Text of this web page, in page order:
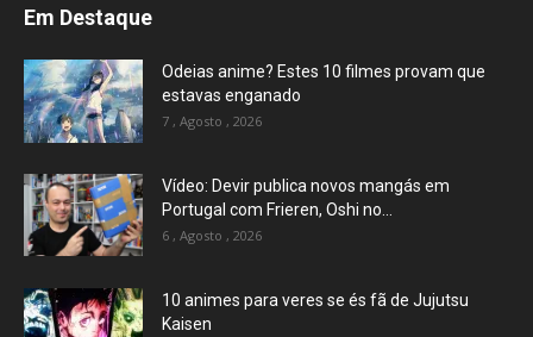
Em Destaque
Odeias anime? Estes 10 filmes provam que
estavas enganado
7 , Agosto , 2026
Vídeo: Devir publica novos mangás em
Portugal com Frieren, Oshi no...
6 , Agosto , 2026
10 animes para veres se és fã de Jujutsu
Kaisen